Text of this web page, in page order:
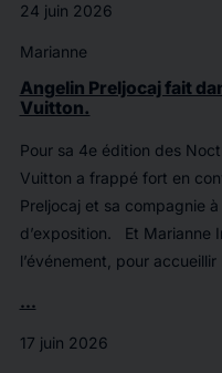
24 juin 2026
Marianne
Angelin Preljocaj fait
Vuitton.
Pour sa 4e édition des
Vuitton a frappé fort en
Preljocaj et sa compagnie
d’exposition. Et Marianne
l’événement, pour accueillir
...
17 juin 2026